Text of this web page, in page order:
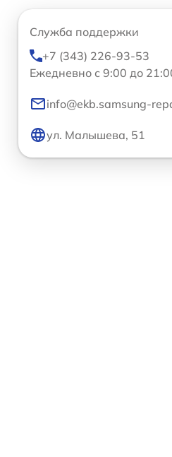
Служба поддержки
+7 (343) 226-93-53
Ежедневно с 9:00 до
info@ekb.samsung-
ул. Малышева, 51